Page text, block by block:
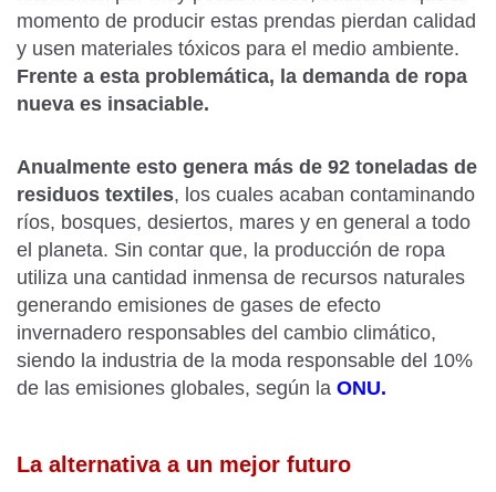
momento de producir estas prendas pierdan calidad
y usen materiales tóxicos para el medio ambiente.
Frente a esta problemática, la demanda de ropa
nueva es insaciable.
Anualmente esto genera más de 92 toneladas de
residuos textiles, los cuales acaban contaminando
ríos, bosques, desiertos, mares y en general a todo
el planeta. Sin contar que, la producción de ropa
utiliza una cantidad inmensa de recursos naturales
generando emisiones de gases de efecto
invernadero responsables del cambio climático,
siendo la industria de la moda responsable del 10%
de las emisiones globales, según la ONU.
La alternativa a un mejor futuro